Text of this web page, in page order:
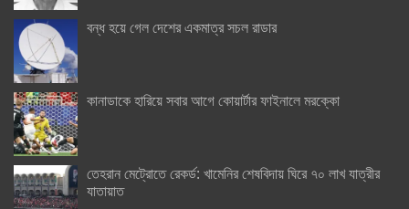
বন্ধ হয়ে গেল দেশের একমাত্র সচল রাডার
কানাডাকে হারিয়ে সবার আগে কোয়ার্টার ফাইনালে মরক্কো
তেহরান মেট্রোতে রেকর্ড: খামেনির শেষবিদায় ঘিরে ৭০ লাখ যাত্রীর
যাতায়াত